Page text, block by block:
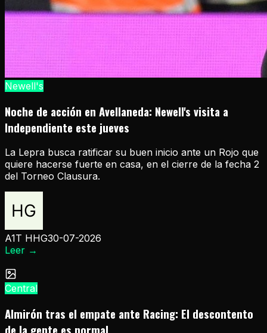
Newell's
Noche de acción en Avellaneda: Newell's visita a
Independiente este jueves
La Lepra busca ratificar su buen inicio ante un Rojo que
quiere hacerse fuerte en casa, en el cierre de la fecha 2
del Torneo Clausura.
A1T HHG30-07-2026
Leer →
Central
Almirón tras el empate ante Racing: El descontento
de la gente es normal